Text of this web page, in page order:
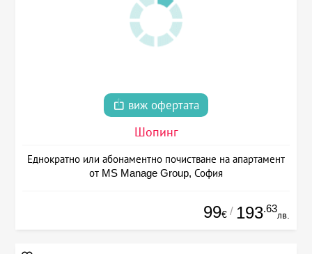
виж офертата
Шопинг
Еднократно или абонаментно почистване на апартамент
от MS Manage Group, София
99€ / 193.63
лв.